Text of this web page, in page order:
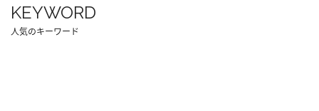
KEYWORD
人気のキーワード